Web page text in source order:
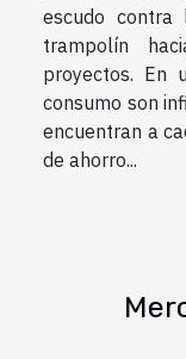
escudo contra
trampolín
proyectos. En
consumo son
encuentran a
de ahorro...